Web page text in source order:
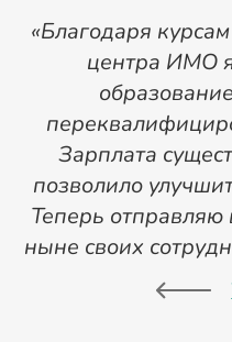
«Благодаря
центра ИМО
Зарплата
позволило
Теперь отправляю
ныне своих